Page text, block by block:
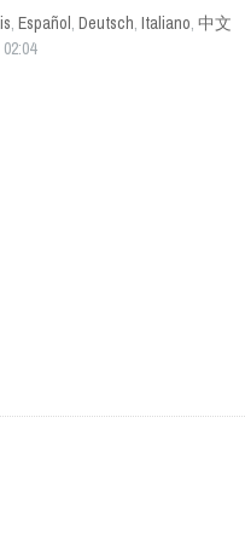
, Español, Deutsch, Italiano, 中文